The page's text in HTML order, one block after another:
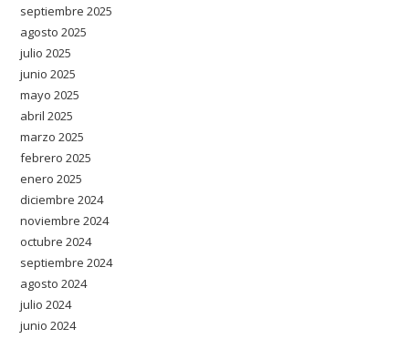
septiembre 2025
agosto 2025
julio 2025
junio 2025
mayo 2025
abril 2025
marzo 2025
febrero 2025
enero 2025
diciembre 2024
noviembre 2024
octubre 2024
septiembre 2024
agosto 2024
julio 2024
junio 2024